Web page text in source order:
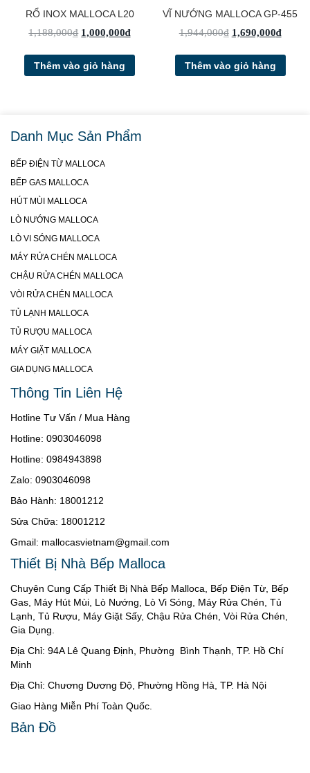
RỔ INOX MALLOCA L20
1,188,000₫ 1,000,000₫
Thêm vào giỏ hàng
VĨ NƯỚNG MALLOCA GP-455
1,944,000₫ 1,690,000₫
Thêm vào giỏ hàng
Danh Mục Sản Phẩm
BẾP ĐIỆN TỪ MALLOCA
BẾP GAS MALLOCA
HÚT MÙI MALLOCA
LÒ NƯỚNG MALLOCA
LÒ VI SÓNG MALLOCA
MÁY RỬA CHÉN MALLOCA
CHẬU RỬA CHÉN MALLOCA
VÒI RỬA CHÉN MALLOCA
TỦ LẠNH MALLOCA
TỦ RƯỢU MALLOCA
MÁY GIẶT MALLOCA
GIA DỤNG MALLOCA
Thông Tin Liên Hệ
Hotline Tư Vấn / Mua Hàng
Hotline: 0903046098
Hotline: 0984943898
Zalo: 0903046098
Bảo Hành: 18001212
Sửa Chữa: 18001212
Gmail: mallocasvietnam@gmail.com
Thiết Bị Nhà Bếp Malloca
Chuyên Cung Cấp Thiết Bị Nhà Bếp Malloca, Bếp Điện Từ, Bếp
Gas, Máy Hút Mùi, Lò Nướng, Lò Vi Sóng, Máy Rửa Chén, Tủ
Lạnh, Tủ Rượu, Máy Giặt Sấy, Chậu Rửa Chén, Vòi Rửa Chén,
Gia Dụng.
Địa Chỉ: 94A Lê Quang Định, Phường Bình Thạnh, TP. Hồ Chí
Minh
Địa Chỉ: Chương Dương Độ, Phường Hồng Hà, TP. Hà Nội
Giao Hàng Miễn Phí Toàn Quốc.
Bản Đồ